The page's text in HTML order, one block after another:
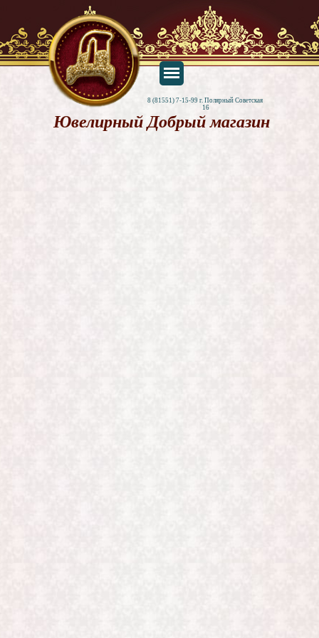
8 (81551) 7-15-99 г. Полярный Советская
16
Ювелирный Добрый магазин